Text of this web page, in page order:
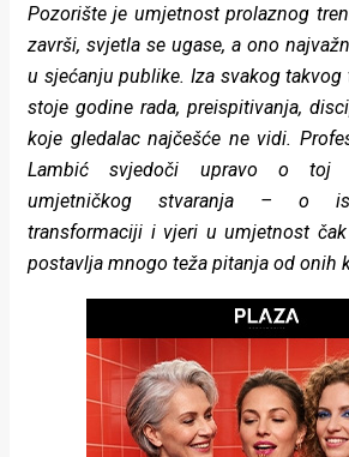
rade
Urban
Places
Aktivizam
Aktuelnosti
Promo
Magazin
Pozorište je umjetnost prolaznog
završi, svjetla se ugase, a ono
u sjećanju publike. Iza svakog takvog
stoje godine rada, preispitivanja,
koje gledalac najčešće ne vidi.
Lambić svjedoči upravo o toj
umjetničkog stvaranja – o
transformaciji i vjeri u umjetnost
postavlja mnogo teža pitanja od onih